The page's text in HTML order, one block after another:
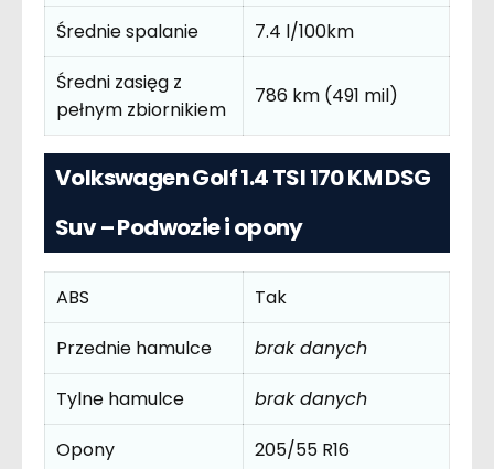
Średnie spalanie
7.4 l/100km
Średni zasięg z
pełnym zbiornikiem
786 km (491 mil)
Volkswagen Golf 1.4 TSI 170 KM DSG
Suv – Podwozie i opony
ABS
Tak
Przednie hamulce
brak danych
Tylne hamulce
brak danych
Opony
205/55 R16